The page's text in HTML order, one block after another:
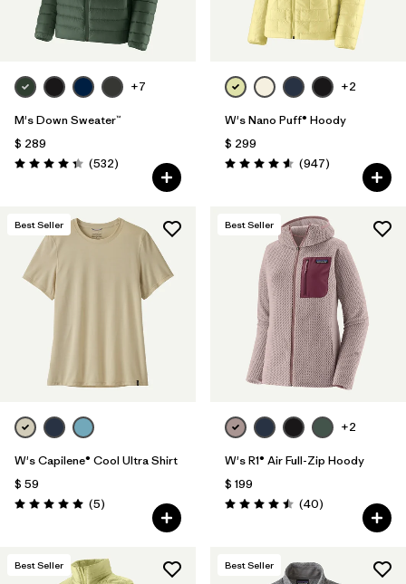
+7
M's Down Sweater™
$ 289
Valoración: 4.4 / 5
(532Comentarios
)
+2
W's Nano Puff® Hoody
$ 299
Valoración: 4.6 / 5
(947Comentarios
)
Best Seller
W's Capilene® Cool Ultra Shirt
$ 59
Valoración: 5.0 / 5
(5Comentarios
)
Best Seller
+2
W's R1® Air Full-Zip Hoody
$ 199
Valoración: 4.5 / 5
(40Comentarios
)
Best Seller Best Seller